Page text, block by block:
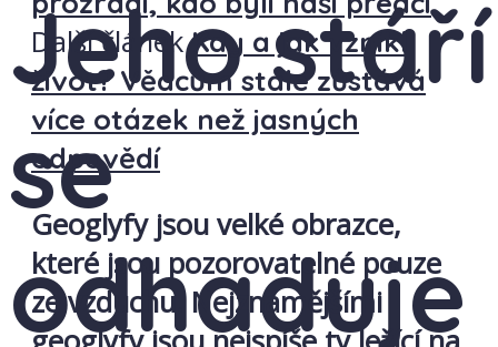
Jeho stáří
se
odhaduje
Další článek Kdy a jak vznikl
život? Vědcům stále zůstává
více otázek než jasných
odpovědí
Geoglyfy jsou velké obrazce,
které jsou pozorovatelné pouze
ze vzduchu. Nejznámějšími